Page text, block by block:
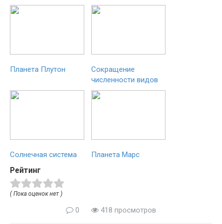
Планета Плутон
Сокращение
численности видов
Солнечная система Планета Марс
Рейтинг
( Пока оценок нет )
0 418 просмотров